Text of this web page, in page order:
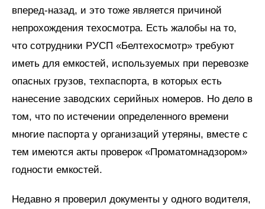
вперед-назад, и это тоже является причиной
непрохождения техосмотра. Есть жалобы на то,
что сотрудники РУСП «Белтехосмотр» требуют
иметь для емкостей, используемых при перевозке
опасных грузов, техпаспорта, в которых есть
нанесение заводских серийных номеров. Но дело в
том, что по истечении определенного времени
многие паспорта у организаций утеряны, вместе с
тем имеются акты проверок «Проматомнадзором»
годности емкостей.
Недавно я проверил документы у одного водителя,